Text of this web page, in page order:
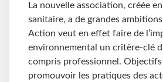
La nouvelle association, créée
sanitaire, a de grandes
Action veut en effet faire de
environnemental un critère-clé
compris professionnel.
promouvoir les pratiques des